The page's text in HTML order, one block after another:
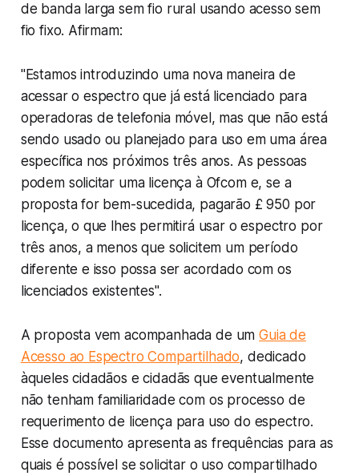
de banda larga sem fio rural usando acesso sem
fio fixo. Afirmam:
"Estamos introduzindo uma nova maneira de
acessar o espectro que já está licenciado para
operadoras de telefonia móvel, mas que não está
sendo usado ou planejado para uso em uma área
específica nos próximos três anos. As pessoas
podem solicitar uma licença à Ofcom e, se a
proposta for bem-sucedida, pagarão £ 950 por
licença, o que lhes permitirá usar o espectro por
três anos, a menos que solicitem um período
diferente e isso possa ser acordado com os
licenciados existentes".
A proposta vem acompanhada de umGuia de
Acesso ao Espectro Compartilhado, dedicado
àqueles cidadãos e cidadãs que eventualmente
não tenham familiaridade com os processo de
requerimento de licença para uso do espectro.
Esse documento apresenta as frequências para as
quais é possível se solicitar o uso compartilhado